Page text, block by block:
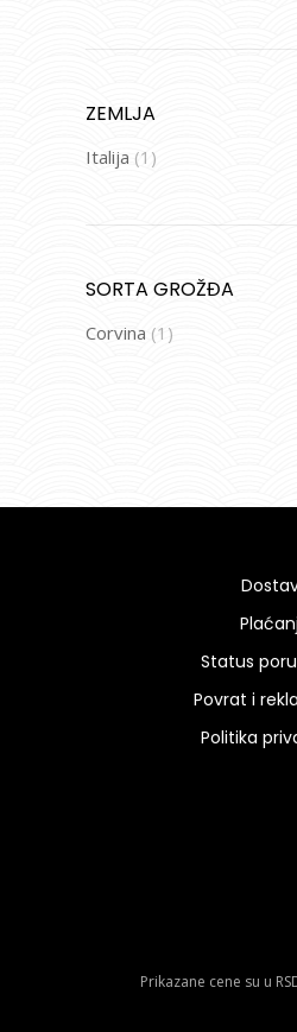
ZEMLJA
Italija (1)
SORTA GROŽĐA
Corvina (1)
Status
Povrat i
Politika
Prikazane cene su u